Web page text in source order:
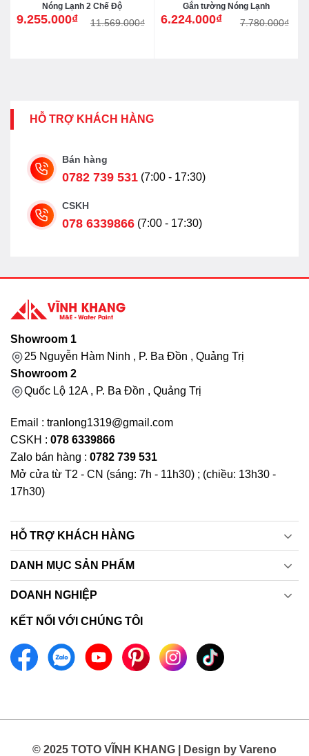
Nóng Lạnh 2 Chế Độ
11.569.000₫
Giá
9.255.000₫
Giá
Gắn tường Nóng Lạnh
7.780.000₫
Giá
6.224.000₫
Giá
HỖ TRỢ KHÁCH HÀNG
Bán hàng
0782 739 531 (7:00 - 17:30)
CSKH
078 6339866 (7:00 - 17:30)
Showroom 1
25 Nguyễn Hàm Ninh , P. Ba Đồn , Quảng Trị
Showroom 2
Quốc Lộ 12A , P. Ba Đồn , Quảng Trị
Email : tranlong1319@gmail.com
CSKH : 078 6339866
Zalo bán hàng : 0782 739 531
Mở cửa từ T2 - CN (sáng: 7h - 11h30) ; (chiều: 13h30 -
17h30)
HỖ TRỢ KHÁCH HÀNG
DANH MỤC SẢN PHẨM
DOANH NGHIỆP
KẾT NỐI VỚI CHÚNG TÔI
© 2025 TOTO VĨNH KHANG | Design by Vareno